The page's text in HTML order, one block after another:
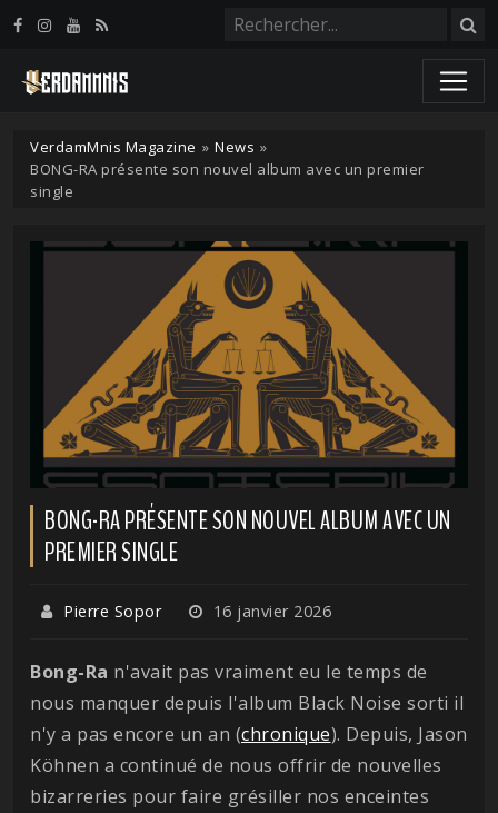
VerdamMnis Magazine » News »
BONG-RA présente son nouvel album avec un premier
single
BONG-RA PRÉSENTE SON NOUVEL ALBUM AVEC UN
PREMIER SINGLE
Pierre Sopor 16 janvier 2026
Bong-Ra n'avait pas vraiment eu le temps de
nous manquer depuis l'album Black Noise sorti il
n'y a pas encore un an (chronique). Depuis, Jason
Köhnen a continué de nous offrir de nouvelles
bizarreries pour faire grésiller nos enceintes
Panneau de gestion des cookies